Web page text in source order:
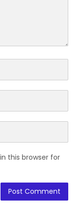
this browser for